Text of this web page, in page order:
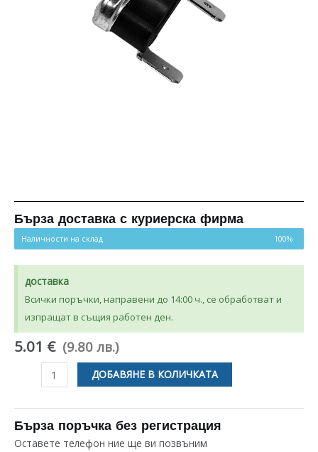
Бърза доставка с куриерска фирма
Наличности на склад 100%
доставка
Всички поръчки, направени до 14:00 ч., се обработват и
изпращат в същия работен ден.
5.01 € (9.80 лв.)
количество
ТЕРМОСТАТ
NC
45
ДОБАВЯНЕ В КОЛИЧКАТА
Бърза поръчка без регистрация
Оставете телефон ние ще ви позвъним